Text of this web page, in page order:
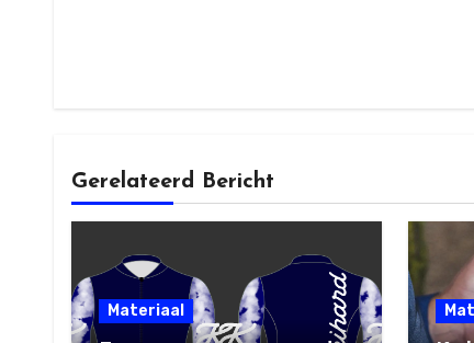
Gerelateerd Bericht
Materiaal